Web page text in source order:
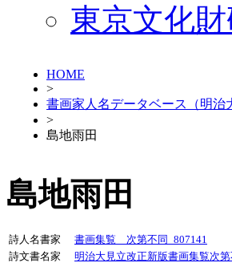
東京文化
HOME
>
書画家人名データベース（明治
>
島地雨田
島地雨田
詩人名書家 書画集覧 次第不同_807141
詩文書名家
明治大見立改正新版書画集覧次第